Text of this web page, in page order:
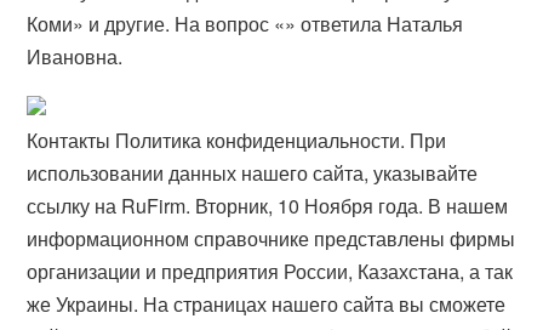
Коми» и другие. На вопрос «» ответила Наталья
Ивановна.
Контакты Политика конфиденциальности. При
использовании данных нашего сайта, указывайте
ссылку на RuFirm. Вторник, 10 Ноября года. В нашем
информационном справочнике представлены фирмы
организации и предприятия России, Казахстана, а так
же Украины. На страницах нашего сайта вы сможете